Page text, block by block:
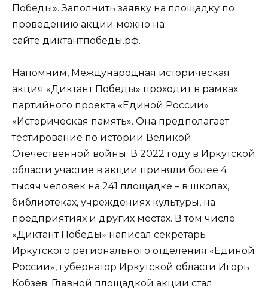
Победы». Заполнить заявку на площадку по
проведению акции можно на
сайте диктантпобеды.рф.
Напомним, Международная историческая
акция «Диктант Победы» проходит в рамках
партийного проекта «Единой России»
«Историческая память». Она предполагает
тестирование по истории Великой
Отечественной войны. В 2022 году в Иркутской
области участие в акции приняли более 4
тысяч человек на 241 площадке – в школах,
библиотеках, учреждениях культуры, на
предприятиях и других местах. В том числе
«Диктант Победы» написал секретарь
Иркутского регионального отделения «Единой
России», губернатор Иркутской области Игорь
Кобзев. Главной площадкой акции стал